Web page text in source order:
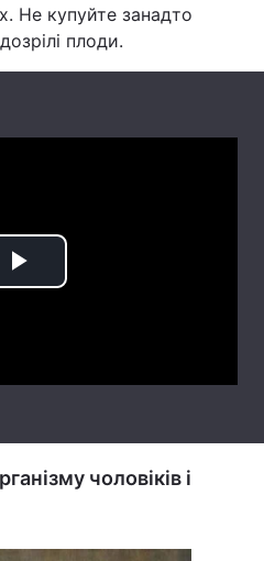
Не купуйте занадто
плоди.
Play
чоловіків і